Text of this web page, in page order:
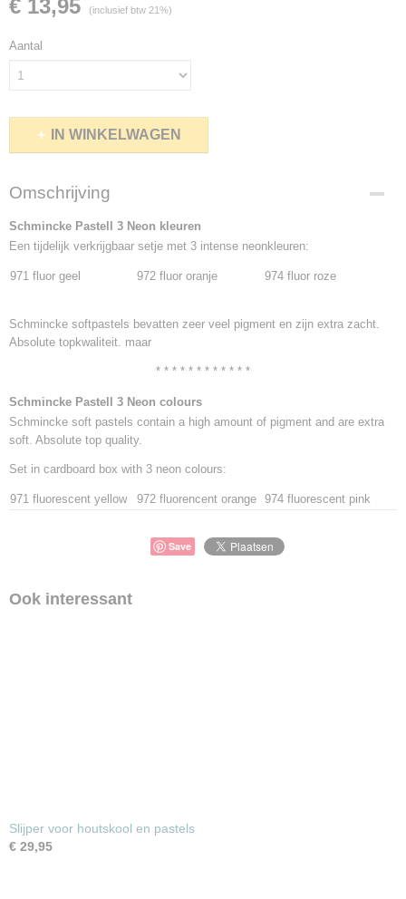
€ 13,95 (inclusief btw 21%)
Aantal
IN WINKELWAGEN
Omschrijving
Schmincke Pastell 3 Neon kleuren
Een tijdelijk verkrijgbaar setje met 3 intense neonkleuren:
971 fluor geel 972 fluor oranje 974 fluor roze
Schmincke softpastels bevatten zeer veel pigment en zijn extra zacht.
Absolute topkwaliteit. maar
* * * * * * * * * * * *
Schmincke Pastell 3 Neon colours
Schmincke soft pastels contain a high amount of pigment and are extra
soft. Absolute top quality.
Set in cardboard box with 3 neon colours:
971 fluorescent yellow 972 fluorencent orange 974 fluorescent pink
Save
Ook interessant
Slijper voor houtskool en pastels
€ 29,95